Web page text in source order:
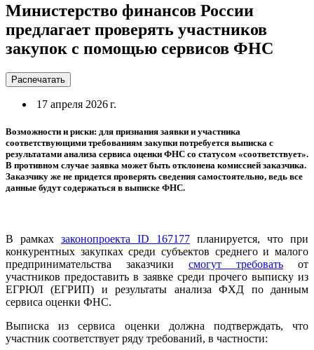
Министерство финансов России
предлагает проверять участников
закупок с помощью сервисов ФНС
Распечатать
17 апреля 2026 г.
Возможности и риски: для признания заявки и участника
соответствующими требованиям закупки потребуется выписка с
результатами анализа сервиса оценки ФНС со статусом «соответствует».
В противном случае заявка может быть отклонена комиссией заказчика.
Заказчику же не придется проверять сведения самостоятельно, ведь все
данные будут содержаться в выписке ФНС.
В рамках законопроекта ID 167177 планируется, что при
конкурентных закупках среди субъектов среднего и малого
предпринимательства заказчики смогут требовать от
участников предоставить в заявке среди прочего выписку из
ЕГРЮЛ (ЕГРИП) и результаты анализа ФХД по данным
сервиса оценки ФНС.
Выписка из сервиса оценки должна подтверждать, что
участник соответствует ряду требований, в частности: